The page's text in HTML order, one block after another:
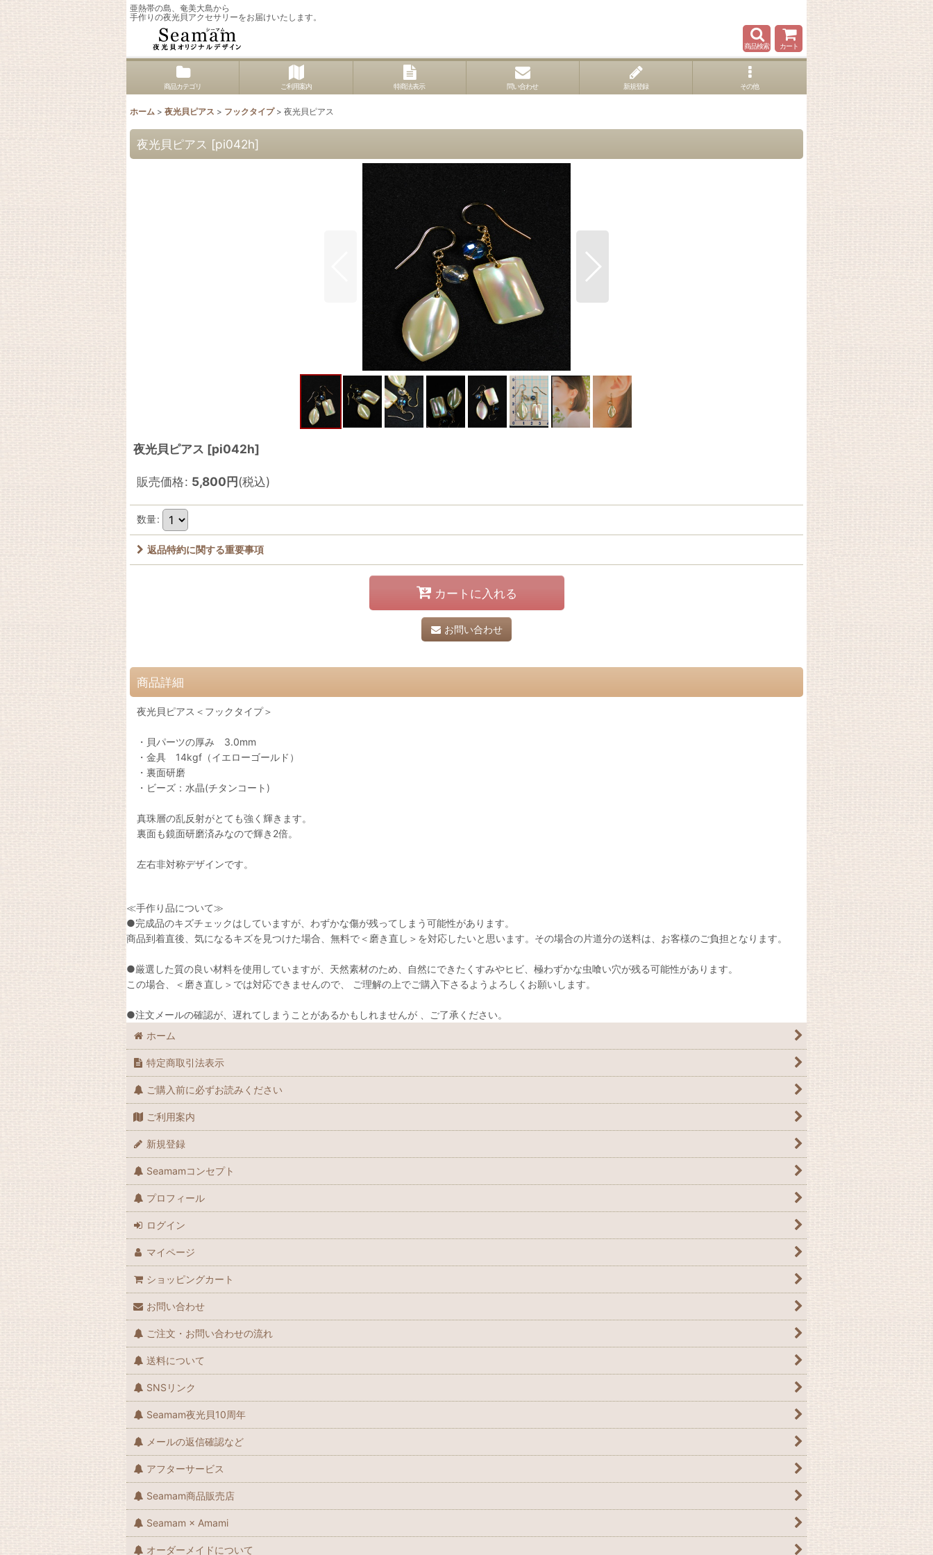
亜熱帯の島、奄美大島から
手作りの夜光貝アクセサリーをお届けいたします。
商品検索 カート
商品カテゴリ ご利用案内 特商法表示 問い合わせ 新規登録 その他
ホーム > 夜光貝ピアス > フックタイプ > 夜光貝ピアス
夜光貝ピアス [pi042h]
夜光貝ピアス [pi042h]
販売価格: 5,800円(税込)
数量:
返品特約に関する重要事項
カートに入れる
お問い合わせ
商品詳細
夜光貝ピアス＜フックタイプ＞
・貝パーツの厚み 3.0mm
・金具 14kgf（イエローゴールド）
・裏面研磨
・ビーズ：水晶(チタンコート)
真珠層の乱反射がとても強く輝きます。
裏面も鏡面研磨済みなので輝き2倍。
左右非対称デザインです。
≪手作り品について≫
●完成品のキズチェックはしていますが、わずかな傷が残ってしまう可能性があります。
商品到着直後、気になるキズを見つけた場合、無料で＜磨き直し＞を対応したいと思います。その場合の片道分の送料は、お客様のご負担となります。
●厳選した質の良い材料を使用していますが、天然素材のため、自然にできたくすみやヒビ、極わずかな虫喰い穴が残る可能性があります。
この場合、＜磨き直し＞では対応できませんので、 ご理解の上でご購入下さるようよろしくお願いします。
●注文メールの確認が、遅れてしまうことがあるかもしれませんが 、ご了承ください。
ホーム
特定商取引法表示
ご購入前に必ずお読みください
ご利用案内
新規登録
Seamamコンセプト
プロフィール
ログイン
マイページ
ショッピングカート
お問い合わせ
ご注文・お問い合わせの流れ
送料について
SNSリンク
Seamam夜光貝10周年
メールの返信確認など
アフターサービス
Seamam商品販売店
Seamam × Amami
オーダーメイドについて